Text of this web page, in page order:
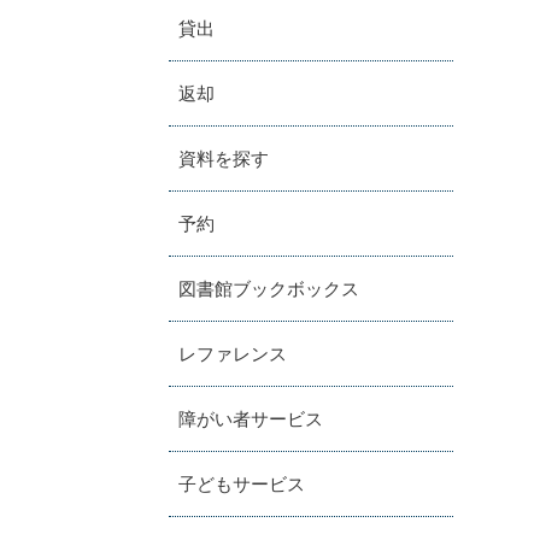
貸出
返却
資料を探す
予約
図書館ブックボックス
レファレンス
障がい者サービス
子どもサービス